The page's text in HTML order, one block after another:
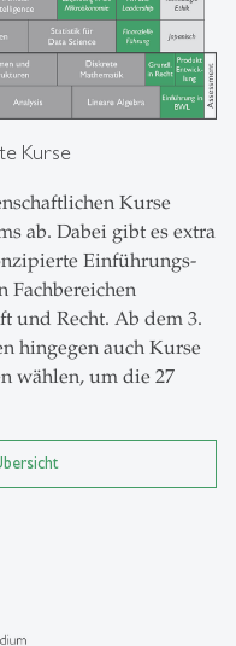
Kurse
Kurse
ab. Dabei gibt es extra
Einführungs-
Fachbereichen
und Recht. Ab dem 3.
hingegen auch Kurse
wählen, um die 27